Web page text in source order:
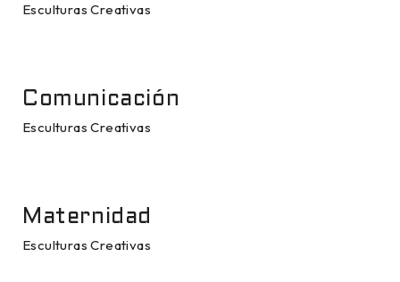
Esculturas Creativas
Comunicación
Esculturas Creativas
Maternidad
Esculturas Creativas